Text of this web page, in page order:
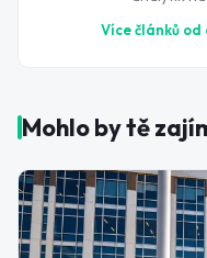
Více článků
Mohlo by tě